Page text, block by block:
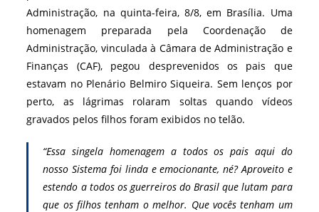
Administração, na quinta-feira, 8/8, em Brasília. Uma
homenagem preparada pela Coordenação de
Administração, vinculada à Câmara de Administração e
Finanças (CAF), pegou desprevenidos os pais que
estavam no Plenário Belmiro Siqueira. Sem lenços por
perto, as lágrimas rolaram soltas quando vídeos
gravados pelos filhos foram exibidos no telão.
“Essa singela homenagem a todos os pais aqui do
nosso Sistema foi linda e emocionante, né? Aproveito e
estendo a todos os guerreiros do Brasil que lutam para
que os filhos tenham o melhor. Que vocês tenham um